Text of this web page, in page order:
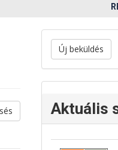
Új beküldés
Aktuális